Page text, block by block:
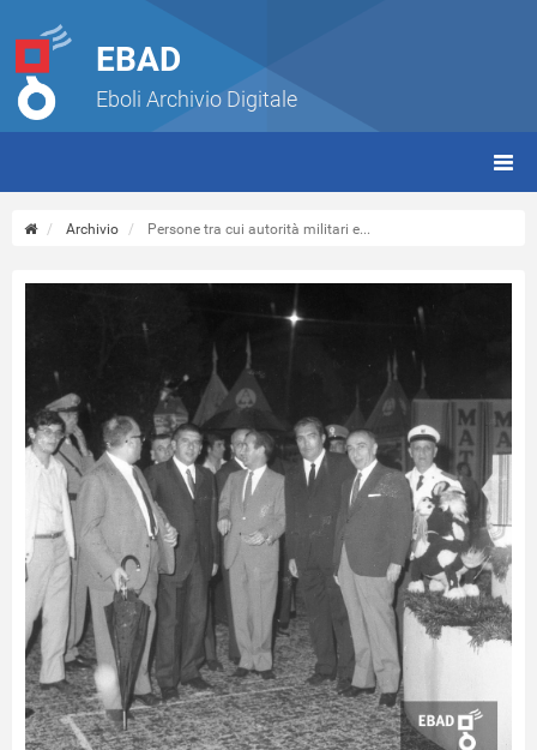
EBAD
Eboli Archivio Digitale
Archivio Persone tra cui autorità militari e...